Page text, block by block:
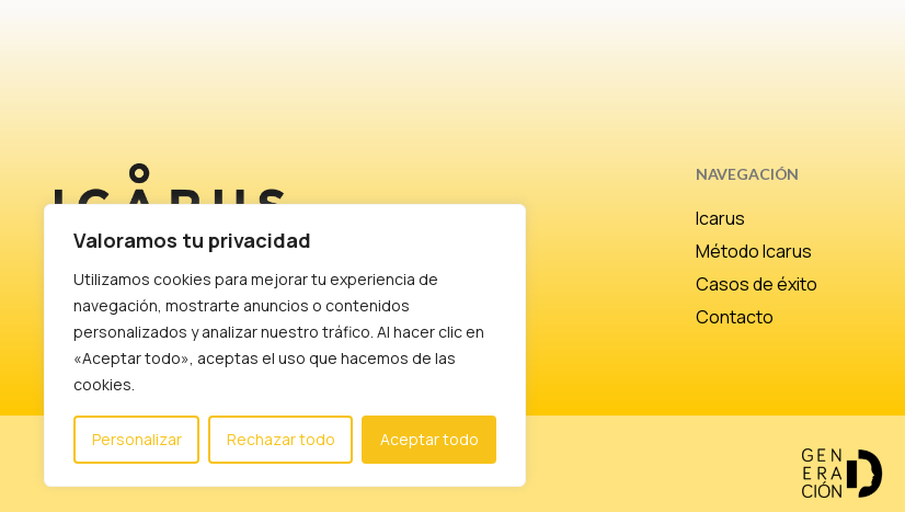
Valoramos tu privacidad
Utilizamos cookies para mejorar tu experiencia de
navegación, mostrarte anuncios o contenidos
personalizados y analizar nuestro tráfico. Al hacer clic en
«Aceptar todo», aceptas el uso que hacemos de las
cookies.
Personalizar Rechazar todo Aceptar todo
Your value. Our legacy.
NAVEGACIÓN
Icarus
Método Icarus
Casos de éxito
Contacto